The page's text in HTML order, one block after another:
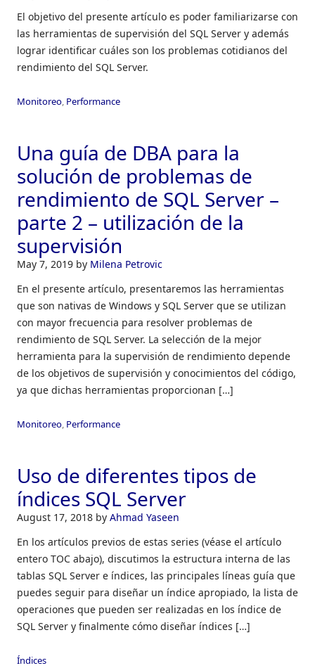
El objetivo del presente artículo es poder familiarizarse con
las herramientas de supervisión del SQL Server y además
lograr identificar cuáles son los problemas cotidianos del
rendimiento del SQL Server.
Monitoreo, Performance
Una guía de DBA para la
solución de problemas de
rendimiento de SQL Server –
parte 2 – utilización de la
supervisión
May 7, 2019 by Milena Petrovic
En el presente artículo, presentaremos las herramientas
que son nativas de Windows y SQL Server que se utilizan
con mayor frecuencia para resolver problemas de
rendimiento de SQL Server. La selección de la mejor
herramienta para la supervisión de rendimiento depende
de los objetivos de supervisión y conocimientos del código,
ya que dichas herramientas proporcionan […]
Monitoreo, Performance
Uso de diferentes tipos de
índices SQL Server
August 17, 2018 by Ahmad Yaseen
En los artículos previos de estas series (véase el artículo
entero TOC abajo), discutimos la estructura interna de las
tablas SQL Server e índices, las principales líneas guía que
puedes seguir para diseñar un índice apropiado, la lista de
operaciones que pueden ser realizadas en los índice de
SQL Server y finalmente cómo diseñar índices […]
Índices